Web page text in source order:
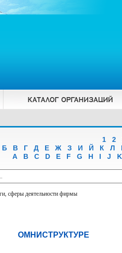
1 2
Б В Г Д Е Ж З И Й К Л
A
B C D E F G H I J K
сферы деятельности фирмы
ОМНИСТРУКТУРЕ